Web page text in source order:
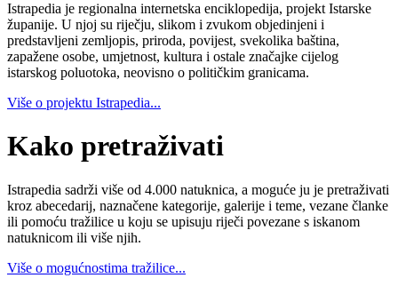
Istrapedia je regionalna internetska enciklopedija, projekt Istarske
županije. U njoj su riječju, slikom i zvukom objedinjeni i
predstavljeni zemljopis, priroda, povijest, svekolika baština,
zapažene osobe, umjetnost, kultura i ostale značajke cijelog
istarskog poluotoka, neovisno o političkim granicama.
Više o projektu Istrapedia...
Kako pretraživati
Istrapedia sadrži više od 4.000 natuknica, a moguće ju je pretraživati
kroz abecedarij, naznačene kategorije, galerije i teme, vezane članke
ili pomoću tražilice u koju se upisuju riječi povezane s iskanom
natuknicom ili više njih.
Više o mogućnostima tražilice...